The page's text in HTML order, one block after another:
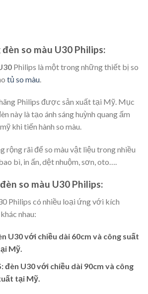
so màu U30 Philips:
Philips là một trong những thiết bị so
tủ so màu
Philips được sản xuất tại Mỹ. Mục
này là tạo ánh sáng huỳnh quang ấm
khi tiến hành so màu.
rộng rãi để so màu vật liệu trong nhiều
bì, in ấn, dệt nhuộm, sơn, oto….
so màu U30 Philips:
Philips có nhiều loại ứng với kích
nhau:
U30 với chiều dài 60cm và công suất
Mỹ.
đèn U30 với chiều dài 90cm và công
tại Mỹ.